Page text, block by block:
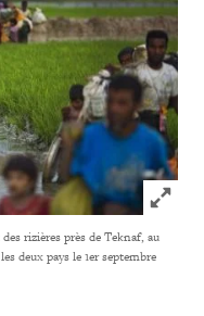
Click
rizières près de Teknaf, au
deux pays le 1er septembre